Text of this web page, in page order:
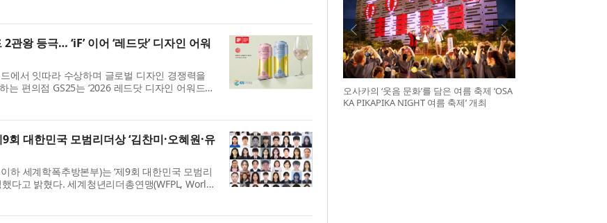
케이션 디자인 부문(Red Dot Design Award:
관왕 등극… ‘iF’ 이어 ‘레드닷’ 디자인 어워
에서 잇따라 수상하며 글로벌 디자인 경쟁력을
는 편의점 GS25는 ‘2026 레드닷 디자인 어워드
&커뮤니케이션 부문에서 본상을 수상했다고 7
대한민국 모범리더상 ‘김찬미·오혜원·유
하 세계학폭추방본부)는 ‘제9회 대한민국 모범리
다고 밝혔다. 세계청년리더총연맹(WFPL, World
재 이산하(李山河)) 부설 세계학폭추방본부 소
오사카의 ‘웃음 문화’를 담은 여름 축제 ‘OSA
KA PIKAPIKA NIGHT 여름 축제’ 개최